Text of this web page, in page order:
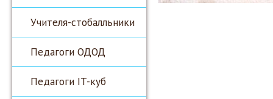
Учителя-стобалльники
Педагоги ОДОД
Педагоги IT-куб